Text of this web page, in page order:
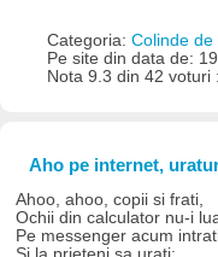
Categoria: Colinde de
Pe site din data de:
Nota 9.3 din 42 voturi
Aho pe internet,
Ahoo, ahoo, copii si frati,
Ochii din calculator nu-i
Pe messenger acum